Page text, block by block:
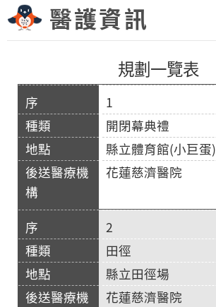
醫護資訊
規劃一覽表
1
開閉幕典禮
縣立體育館(小巨蛋)
花蓮慈濟醫院
2
田徑
縣立田徑場
花蓮慈濟醫院